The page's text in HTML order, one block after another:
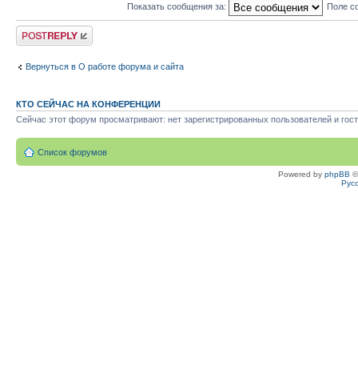
Показать сообщения за: Поле
Ответить
Вернуться в О работе форума и сайта
КТО СЕЙЧАС НА КОНФЕРЕНЦИИ
Сейчас этот форум просматривают: нет зарегистрированных пользователей и
Список форумов
Powered by phpBB